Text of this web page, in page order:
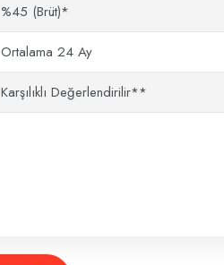
%45 (Brüt)*
Ortalama 24 Ay
Karşılıklı Değerlendirilir**